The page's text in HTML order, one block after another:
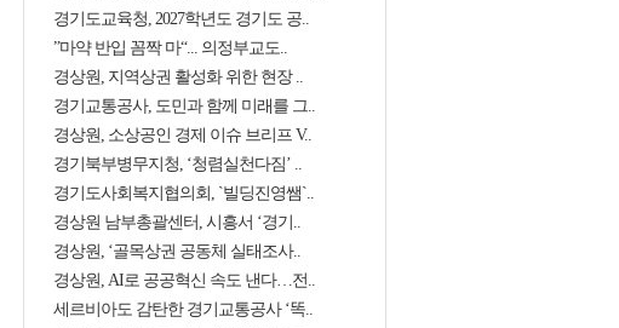
경기도교육청, 2027학년도 경기도 공..
”마약 반입 꼼짝 마“... 의정부교도..
경상원, 지역상권 활성화 위한 현장 ..
경기교통공사, 도민과 함께 미래를 그..
경상원, 소상공인 경제 이슈 브리프 V..
경기북부병무지청, ‘청렴실천다짐’ ..
경기도사회복지협의회, `빌딩진영쌤`..
경상원 남부총괄센터, 시흥서 ‘경기..
경상원, ‘골목상권 공동체 실태조사..
경상원, AI로 공공혁신 속도 낸다…전..
세르비아도 감탄한 경기교통공사 ‘똑..